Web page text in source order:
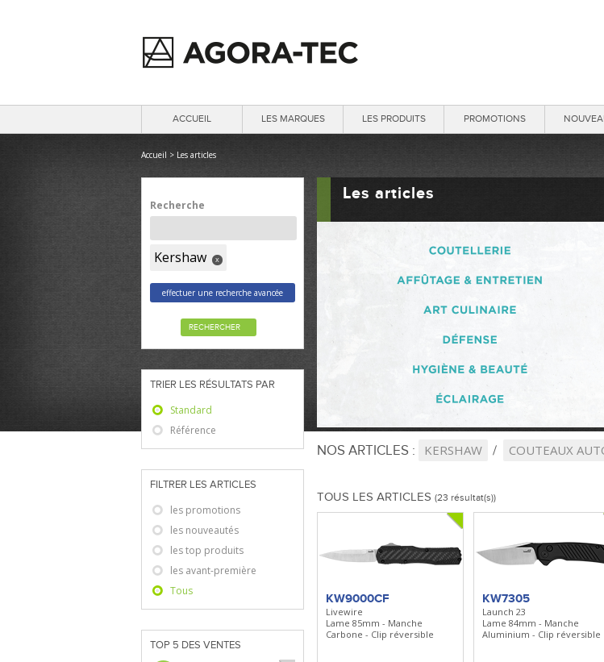
ACCUEIL LES MARQUES LES PRODUITS PROMOTIONS
Les articles
Accueil > Les articles
Recherche
Kershaw x
effectuer une recherche avancée
RECHERCHER
TRIER LES RÉSULTATS PAR
Standard
Référence
FILTRER LES ARTICLES
les promotions
les nouveautés
les top produits
les avant-première
Tous
TOP 5 DES VENTES
NOS ARTICLES : KERSHAW COUTEAUX
TOUS LES ARTICLES (23 résultat(s))
KW9000CF
Livewire
Lame 85mm - Manche
Carbone - Clip réversible
KW7305
Launch 23
Lame 84mm - Manche
Aluminium - Clip réversible